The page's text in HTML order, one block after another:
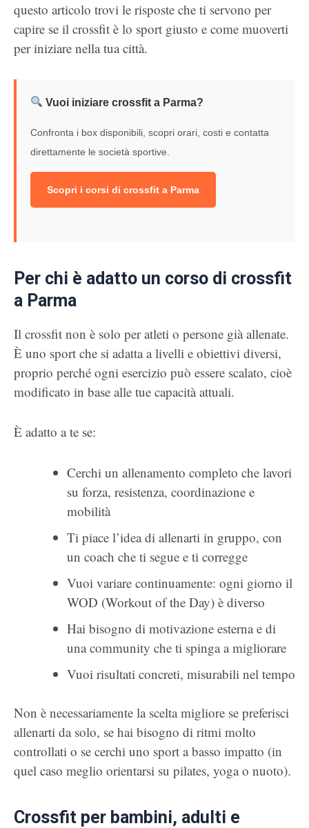
questo articolo trovi le risposte che ti servono per
capire se il crossfit è lo sport giusto e come muoverti
per iniziare nella tua città.
Vuoi iniziare crossfit a Parma?
Confronta i box disponibili, scopri orari, costi e contatta
direttamente le società sportive.
Scopri i corsi di crossfit a Parma
Per chi è adatto un corso di crossfit
a Parma
Il crossfit non è solo per atleti o persone già allenate.
È uno sport che si adatta a livelli e obiettivi diversi,
proprio perché ogni esercizio può essere scalato, cioè
modificato in base alle tue capacità attuali.
È adatto a te se:
Cerchi un allenamento completo che lavori
su forza, resistenza, coordinazione e
mobilità
Ti piace l’idea di allenarti in gruppo, con
un coach che ti segue e ti corregge
Vuoi variare continuamente: ogni giorno il
WOD (Workout of the Day) è diverso
Hai bisogno di motivazione esterna e di
una community che ti spinga a migliorare
Vuoi risultati concreti, misurabili nel tempo
Non è necessariamente la scelta migliore se preferisci
allenarti da solo, se hai bisogno di ritmi molto
controllati o se cerchi uno sport a basso impatto (in
quel caso meglio orientarsi su pilates, yoga o nuoto).
Crossfit per bambini, adulti e